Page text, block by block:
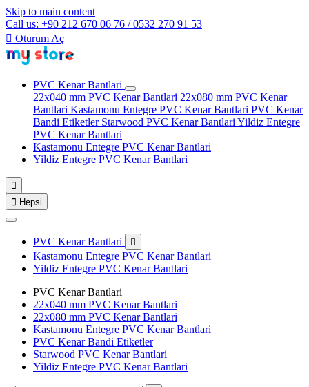
Skip to main content
Call us: +90 212 670 06 76 / 0532 270 91 53
 Oturum Aç
PVC Kenar Bantlari
22x040 mm PVC Kenar Bantlari 22x080 mm PVC Kenar
Bantlari Kastamonu Entegre PVC Kenar Bantlari PVC Kenar
Bandi Etiketler Starwood PVC Kenar Bantlari Yildiz Entegre
PVC Kenar Bantlari
Kastamonu Entegre PVC Kenar Bantlari
Yildiz Entegre PVC Kenar Bantlari

 Hepsi
PVC Kenar Bantlari 
Kastamonu Entegre PVC Kenar Bantlari
Yildiz Entegre PVC Kenar Bantlari
PVC Kenar Bantlari
22x040 mm PVC Kenar Bantlari
22x080 mm PVC Kenar Bantlari
Kastamonu Entegre PVC Kenar Bantlari
PVC Kenar Bandi Etiketler
Starwood PVC Kenar Bantlari
Yildiz Entegre PVC Kenar Bantlari